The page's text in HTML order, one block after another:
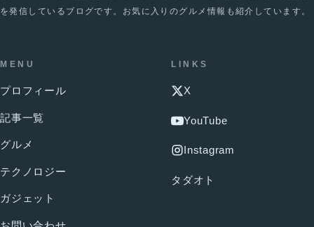
を発信しているブログです。お気に入りのグルメ情報も紹介しています。
MENU
プロフィール
記事一覧
グルメ
テクノロジー
ガジェット
LINKS
X
YouTube
Instagram
タダオト